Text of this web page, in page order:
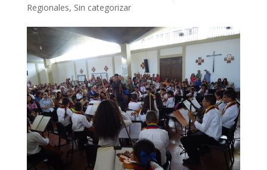
Regionales, Sin categorizar